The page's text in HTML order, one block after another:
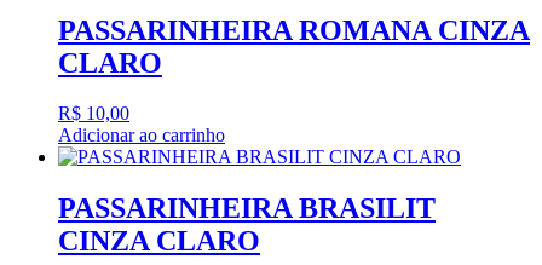
PASSARINHEIRA ROMANA CINZA
CLARO
R$ 10,00
Adicionar ao carrinho
PASSARINHEIRA BRASILIT
CINZA CLARO